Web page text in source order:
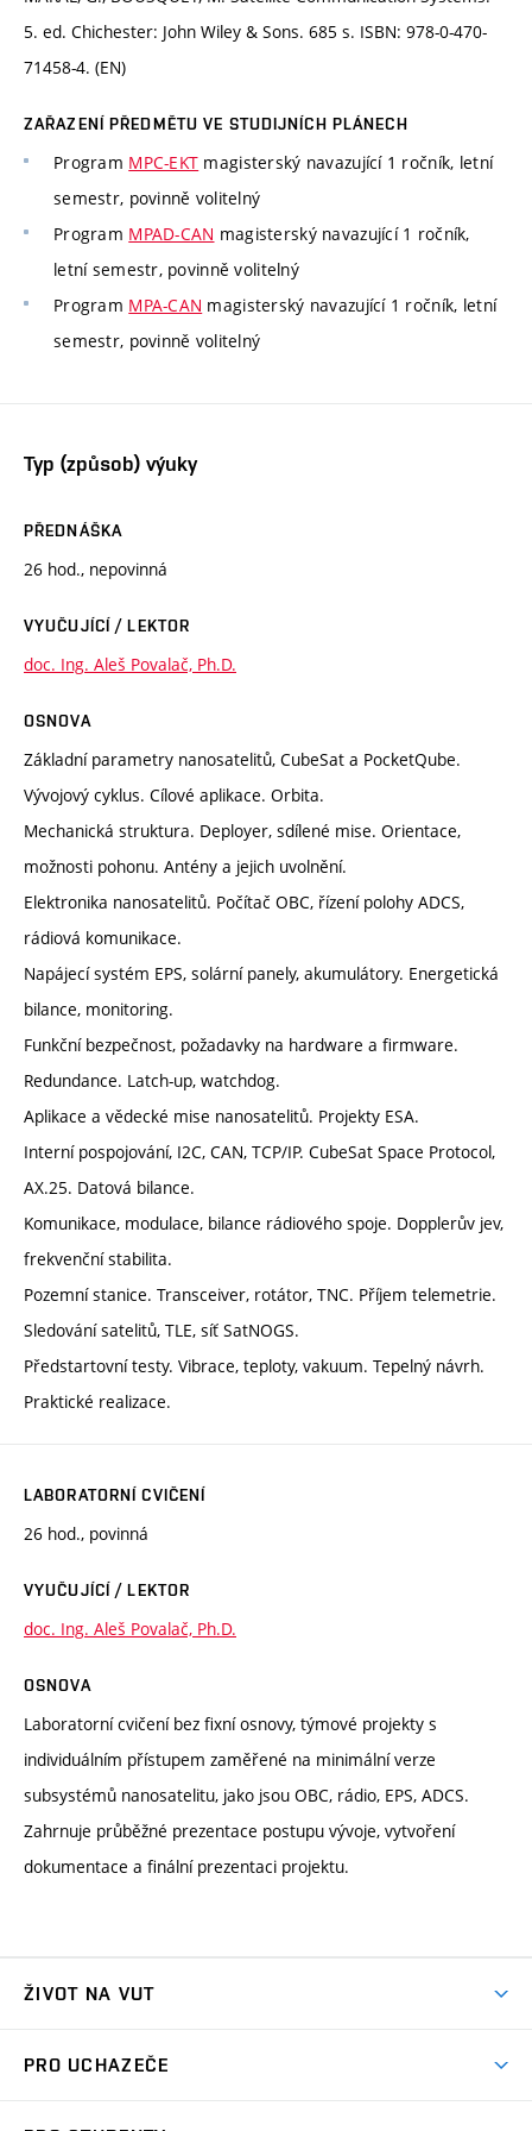
5. ed. Chichester: John Wiley & Sons. 685 s. ISBN: 978-0-470-
71458-4. (EN)
ZAŘAZENÍ PŘEDMĚTU VE STUDIJNÍCH PLÁNECH
Program MPC-EKT magisterský navazující 1 ročník, letní
semestr, povinně volitelný
Program MPAD-CAN magisterský navazující 1 ročník,
letní semestr, povinně volitelný
Program MPA-CAN magisterský navazující 1 ročník, letní
semestr, povinně volitelný
Typ (způsob) výuky
PŘEDNÁŠKA
26 hod., nepovinná
VYUČUJÍCÍ / LEKTOR
doc. Ing. Aleš Povalač, Ph.D.
OSNOVA
Základní parametry nanosatelitů, CubeSat a PocketQube.
Vývojový cyklus. Cílové aplikace. Orbita.
Mechanická struktura. Deployer, sdílené mise. Orientace,
možnosti pohonu. Antény a jejich uvolnění.
Elektronika nanosatelitů. Počítač OBC, řízení polohy ADCS,
rádiová komunikace.
Napájecí systém EPS, solární panely, akumulátory. Energetická
bilance, monitoring.
Funkční bezpečnost, požadavky na hardware a firmware.
Redundance. Latch-up, watchdog.
Aplikace a vědecké mise nanosatelitů. Projekty ESA.
Interní pospojování, I2C, CAN, TCP/IP. CubeSat Space Protocol,
AX.25. Datová bilance.
Komunikace, modulace, bilance rádiového spoje. Dopplerův jev,
frekvenční stabilita.
Pozemní stanice. Transceiver, rotátor, TNC. Příjem telemetrie.
Sledování satelitů, TLE, síť SatNOGS.
Předstartovní testy. Vibrace, teploty, vakuum. Tepelný návrh.
Praktické realizace.
LABORATORNÍ CVIČENÍ
26 hod., povinná
VYUČUJÍCÍ / LEKTOR
doc. Ing. Aleš Povalač, Ph.D.
OSNOVA
Laboratorní cvičení bez fixní osnovy, týmové projekty s
individuálním přístupem zaměřené na minimální verze
subsystémů nanosatelitu, jako jsou OBC, rádio, EPS, ADCS.
Zahrnuje průběžné prezentace postupu vývoje, vytvoření
dokumentace a finální prezentaci projektu.
ŽIVOT NA VUT
PRO UCHAZEČE